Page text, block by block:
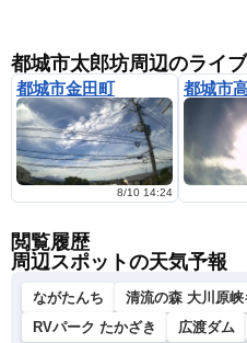
都城市太郎坊周辺のライ
都城市金田町
8/10 14:24
都城市
閲覧履歴
周辺スポットの天気予報
ながたんち
清流の森 大川原
RVパーク たかざき
広渡ダム